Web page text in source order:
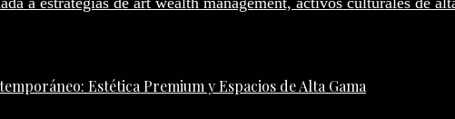
Estética Premium y Espacios de Alta Gama